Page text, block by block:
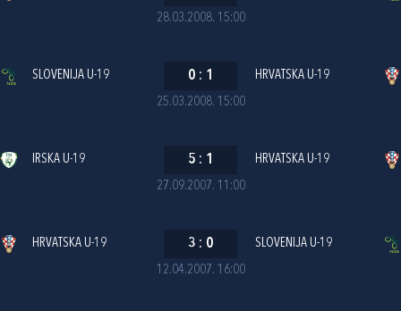
28.03.2008. 15:00
25.03.2008. 15:00
SLOVENIJA U-19 0 : 1 HRVATSKA U-19
27.09.2007. 11:00
IRSKA U-19 5 : 1 HRVATSKA U-19
12.04.2007. 16:00
HRVATSKA U-19 3 : 0 SLOVENIJA U-19